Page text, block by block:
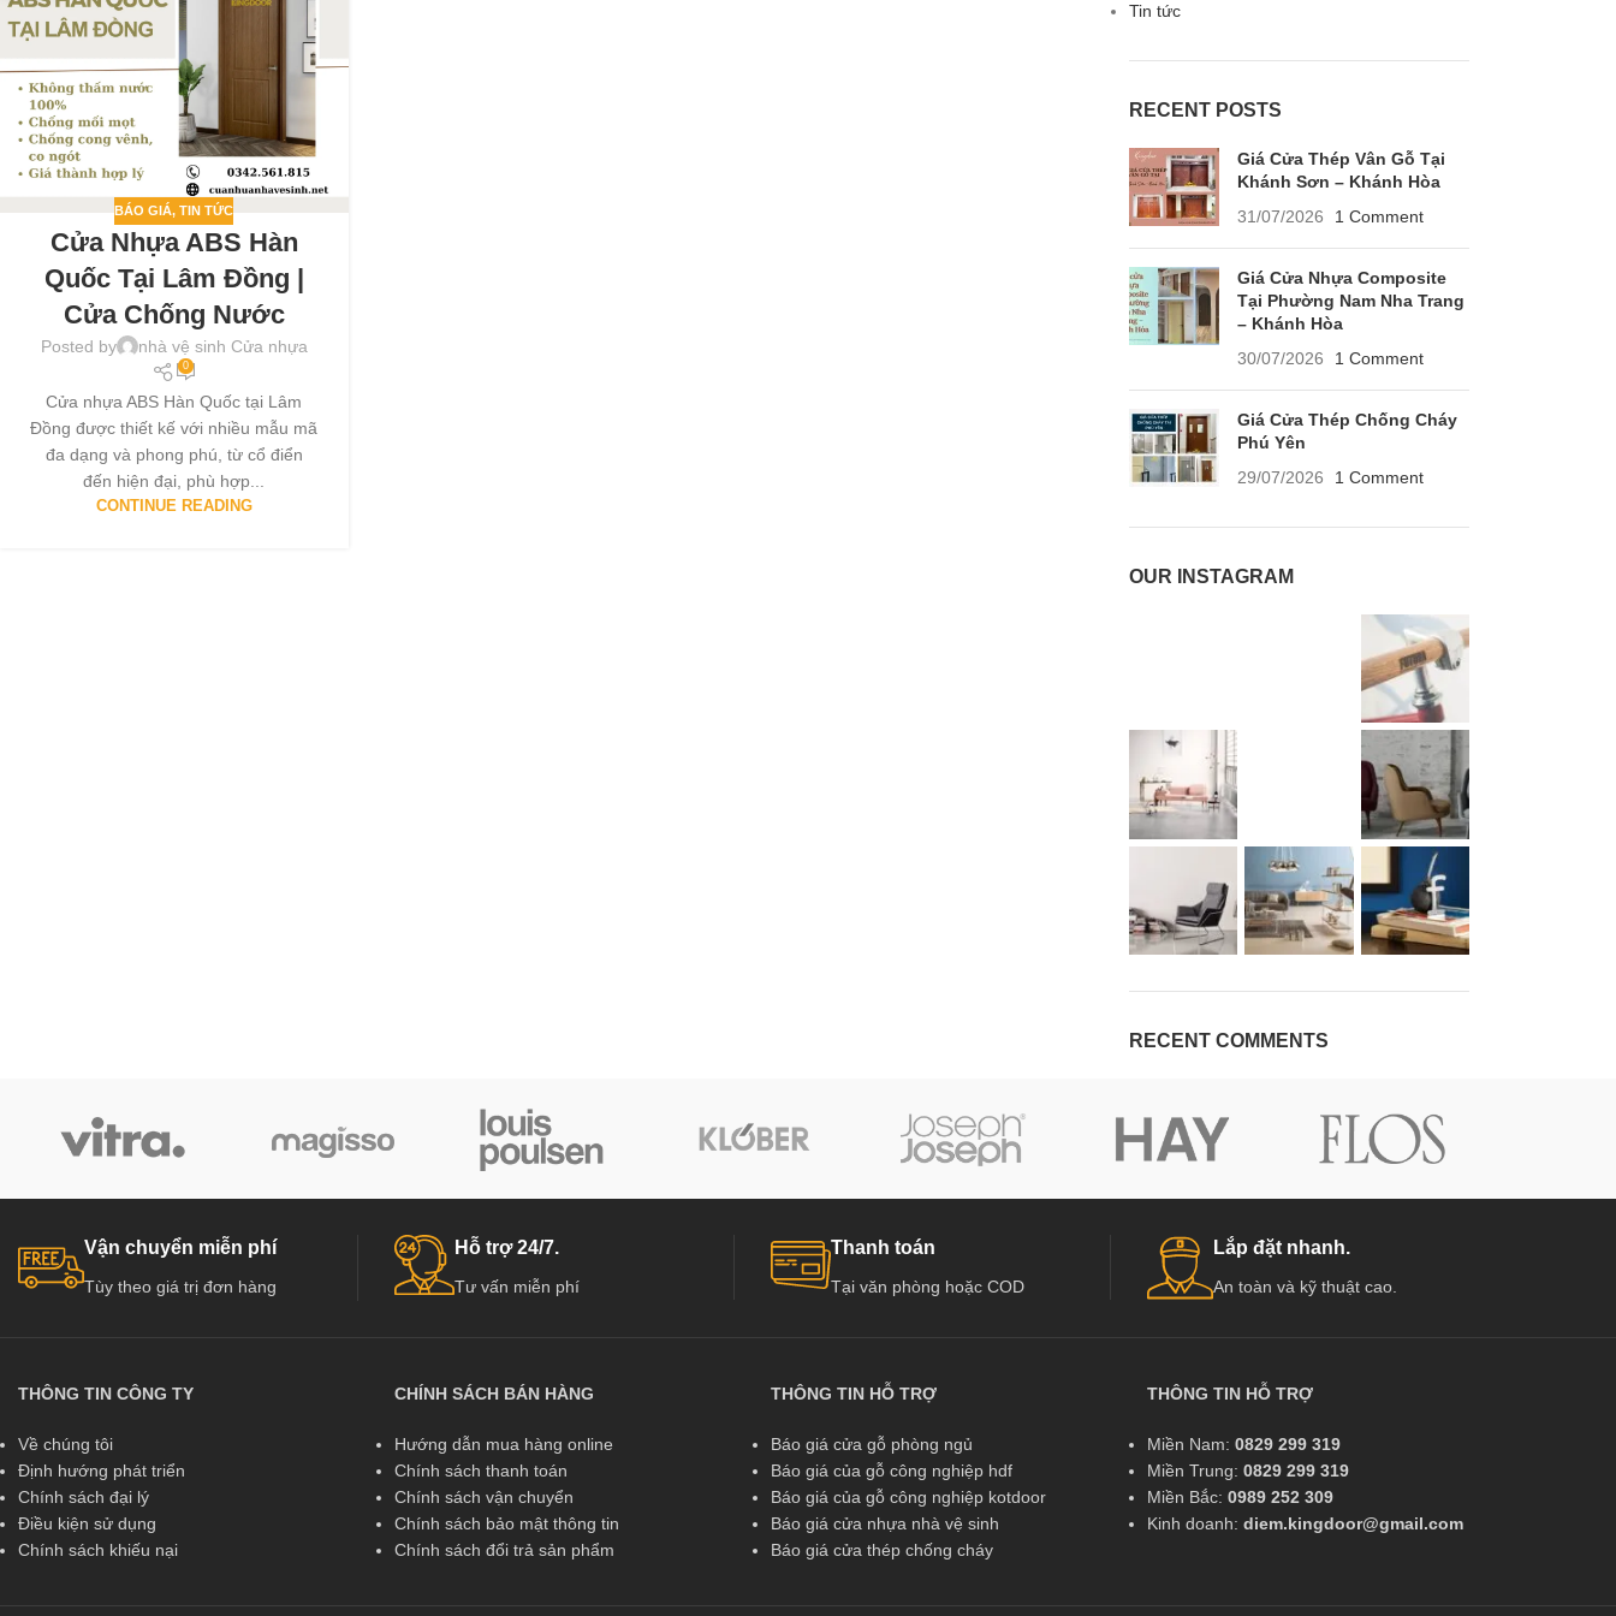
BÁO GIÁ,TIN TỨC
Cửa Nhựa ABS Hàn
Quốc Tại Lâm Đồng |
Cửa Chống Nước
Posted by nhà vệ sinh Cửa nhựa
0
Cửa nhựa ABS Hàn Quốc tại Lâm
Đồng được thiết kế với nhiều mẫu mã
đa dạng và phong phú, từ cổ điển
đến hiện đại, phù hợp...
CONTINUE READING
Tin tức
RECENT POSTS
Giá Cửa Thép Vân Gỗ Tại
Khánh Sơn – Khánh Hòa
31/07/2026
1 Comment
Giá Cửa Nhựa Composite
Tại Phường Nam Nha Trang
– Khánh Hòa
30/07/2026
1 Comment
Giá Cửa Thép Chống Cháy
Phú Yên
29/07/2026
1 Comment
OUR INSTAGRAM
RECENT COMMENTS
Vận chuyển miễn phí
Tùy theo giá trị đơn hàng
Hỗ trợ 24/7.
Tư vấn miễn phí
Thanh toán
Tại văn phòng hoặc COD
Lắp đặt nhanh.
An toàn và kỹ thuật cao.
THÔNG TIN CÔNG TY
Về chúng tôi
Định hướng phát triển
Chính sách đại lý
Điều kiện sử dụng
Chính sách khiếu nại
CHÍNH SÁCH BÁN HÀNG
Hướng dẫn mua hàng online
Chính sách thanh toán
Chính sách vận chuyển
Chính sách bảo mật thông tin
Chính sách đổi trả sản phẩm
THÔNG TIN HỖ TRỢ
Báo giá cửa gỗ phòng ngủ
Báo giá của gỗ công nghiệp hdf
Báo giá của gỗ công nghiệp kotdoor
Báo giá cửa nhựa nhà vệ sinh
Báo giá cửa thép chống cháy
THÔNG TIN HỖ TRỢ
Miền Nam: 0829 299 319
Miền Trung: 0829 299 319
Miền Bắc: 0989 252 309
Kinh doanh: diem.kingdoor@gmail.com